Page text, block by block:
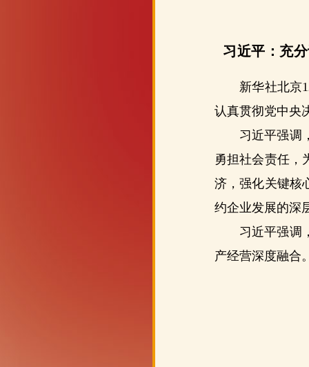
习近平：充
新华社北京
认真贯彻党中央
习近平强调
勇担社会责任，
济，强化关键核
约企业发展的深
习近平强调
产经营深度融合